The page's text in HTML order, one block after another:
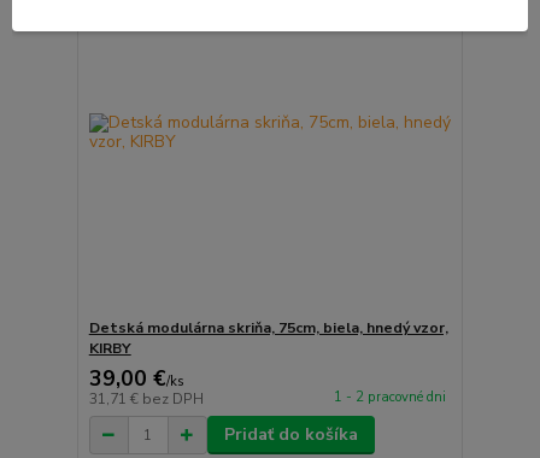
Detská modulárna skriňa, 75cm, biela, hnedý vzor,
KIRBY
39,00 €/ks
31,71 € bez DPH 1 - 2 pracovné dni
Pridať do košíka